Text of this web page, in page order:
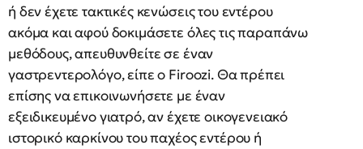
ή δεν έχετε τακτικές κενώσεις του εντέρου
ακόμα και αφού δοκιμάσετε όλες τις παραπάνω
μεθόδους, απευθυνθείτε σε έναν
γαστρεντερολόγο, είπε ο Firoozi. Θα πρέπει
επίσης να επικοινωνήσετε με έναν
εξειδικευμένο γιατρό, αν έχετε οικογενειακό
ιστορικό καρκίνου του παχέος εντέρου ή